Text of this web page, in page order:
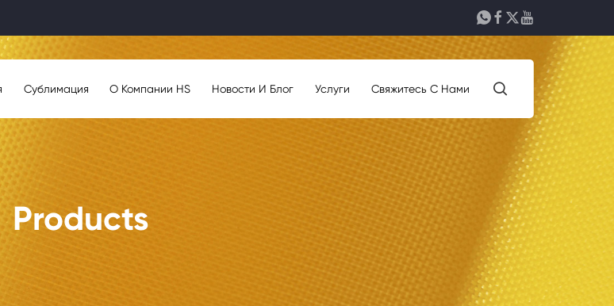
   
Сублимация О Компании HS Новости И Блог Услуги Свяжитесь С Нами 
Products